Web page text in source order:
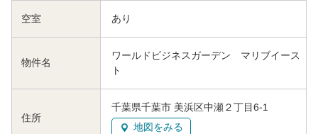
空室 あり
物件名
ワールドビジネスガーデン マリブイース
ト
住所
千葉県千葉市 美浜区中瀬２丁目6-1
地図をみる